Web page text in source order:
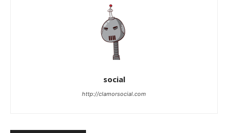
social
http://clamorsocial.com